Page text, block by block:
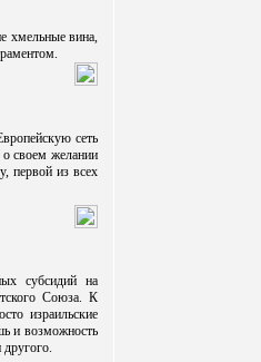
хмельные вина,
сеть
своем желании
первой из всех
субсидий на
Союза. К
израильские
и возможность